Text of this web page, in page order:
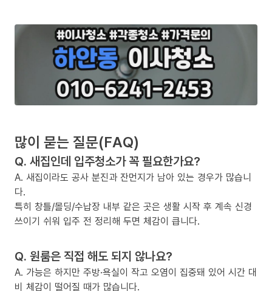
많이 묻는 질문(FAQ)
Q. 새집인데 입주청소가 꼭 필요한가요?
A. 새집이라도 공사 분진과 잔먼지가 남아 있는 경우가 많습니
다.
특히 창틀/몰딩/수납장 내부 같은 곳은 생활 시작 후 계속 신경
쓰이기 쉬워 입주 전 정리해 두면 체감이 큽니다.
Q. 원룸은 직접 해도 되지 않나요?
A. 가능은 하지만 주방·욕실이 작고 오염이 집중돼 있어 시간 대
비 체감이 떨어질 때가 많습니다.